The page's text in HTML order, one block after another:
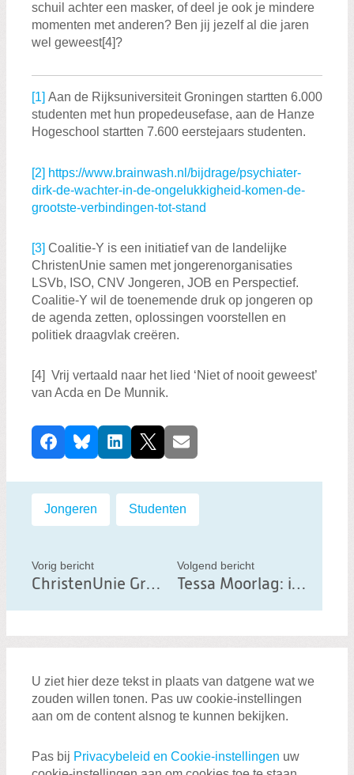
schuil achter een masker, of deel je ook je mindere
momenten met anderen? Ben jij jezelf al die jaren
wel geweest[4]?
[1] Aan de Rijksuniversiteit Groningen startten 6.000
studenten met hun propedeusefase, aan de Hanze
Hogeschool startten 7.600 eerstejaars studenten.
[2] https://www.brainwash.nl/bijdrage/psychiater-
dirk-de-wachter-in-de-ongelukkigheid-komen-de-
grootste-verbindingen-tot-stand
[3] Coalitie-Y is een initiatief van de landelijke
ChristenUnie samen met jongerenorganisaties
LSVb, ISO, CNV Jongeren, JOB en Perspectief.
Coalitie-Y wil de toenemende druk op jongeren op
de agenda zetten, oplossingen voorstellen en
politiek draagvlak creëren.
[4] Vrij vertaald naar het lied ‘Niet of nooit geweest’
van Acda en De Munnik.
D
e
e
l
t
b
i
h
t
FacebookBlueskyLinkedIn
X E-mail
Labels:
Jongeren Studenten
Vorig bericht
ChristenUnie Groningen stelt vragen na 'verontrustende stijging' in gebruik lachgas
Volgend bericht
Tessa Moorlag: intergenerationeel wonen van groot belang in strijd tegen eenzaamheid
U ziet hier deze tekst in plaats van datgene wat we
zouden willen tonen. Pas uw cookie-instellingen
aan om de content alsnog te kunnen bekijken.
Pas bij Privacybeleid en Cookie-instellingen uw